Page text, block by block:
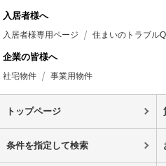
入居者様へ
入居者様専用ページ 住まいのトラブル
企業の皆様へ
社宅物件 事業用物件
トップページ
条件を指定して検索